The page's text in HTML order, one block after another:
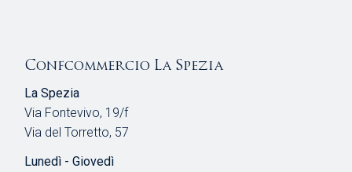
Confcommercio La Spezia
La Spezia
Via Fontevivo, 19/f
Via del Torretto, 57
Lunedì - Giovedì